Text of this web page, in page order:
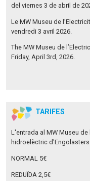
del viernes 3 de abril de
Le MW Museu de
vendredi 3 avril 2026.
The MW Museu de
Friday, April 3rd, 2026.
TARIFES
L'entrada al MW Museu
hidroelèctric
NORMAL 5€
REDUÏDA 2,5€